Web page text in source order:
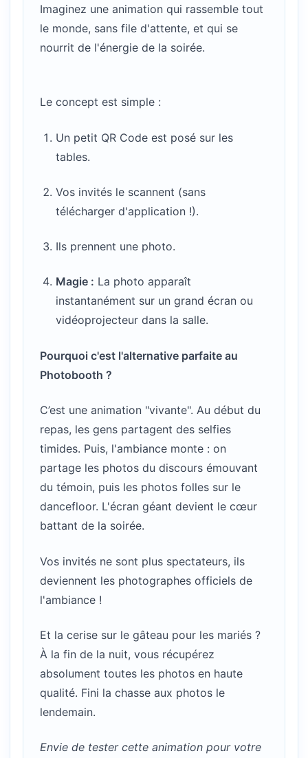
Imaginez une animation qui rassemble tout
le monde, sans file d'attente, et qui se
nourrit de l'énergie de la soirée.
Le concept est simple :
Un petit QR Code est posé sur les
tables.
Vos invités le scannent (sans
télécharger d'application !).
Ils prennent une photo.
Magie : La photo apparaît
instantanément sur un grand écran ou
vidéoprojecteur dans la salle.
Pourquoi c'est l'alternative parfaite au
Photobooth ?
C’est une animation "vivante". Au début du
repas, les gens partagent des selfies
timides. Puis, l'ambiance monte : on
partage les photos du discours émouvant
du témoin, puis les photos folles sur le
dancefloor. L'écran géant devient le cœur
battant de la soirée.
Vos invités ne sont plus spectateurs, ils
deviennent les photographes officiels de
l'ambiance !
Et la cerise sur le gâteau pour les mariés ?
À la fin de la nuit, vous récupérez
absolument toutes les photos en haute
qualité. Fini la chasse aux photos le
lendemain.
Envie de tester cette animation pour votre